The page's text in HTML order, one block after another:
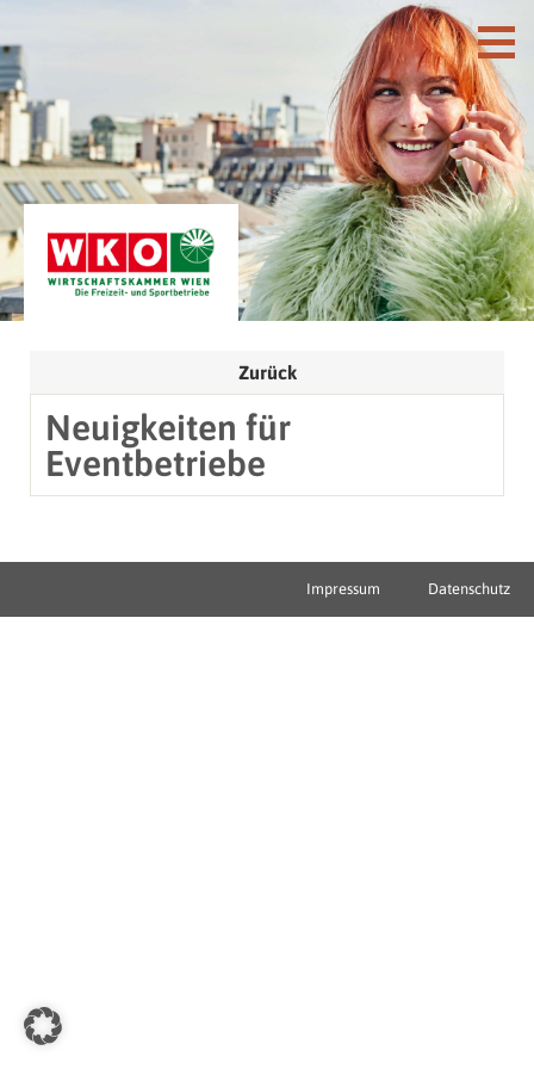
Zurück
Neuigkeiten für
Eventbetriebe
Impressum Datenschutz